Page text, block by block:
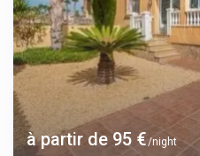
à partir de 95 €/night